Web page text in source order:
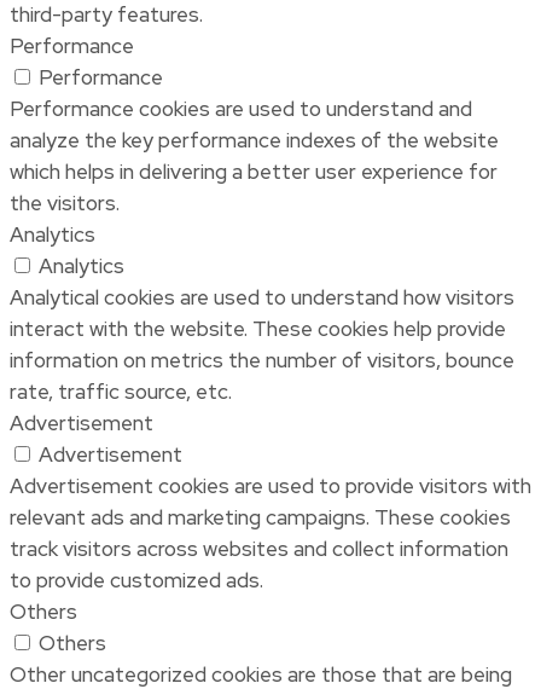
third-party features.
Performance
Performance
Performance cookies are used to understand and
analyze the key performance indexes of the website
which helps in delivering a better user experience for
the visitors.
Analytics
Analytics
Analytical cookies are used to understand how visitors
interact with the website. These cookies help provide
information on metrics the number of visitors, bounce
rate, traffic source, etc.
Advertisement
Advertisement
Advertisement cookies are used to provide visitors with
relevant ads and marketing campaigns. These cookies
track visitors across websites and collect information
to provide customized ads.
Others
Others
Other uncategorized cookies are those that are being